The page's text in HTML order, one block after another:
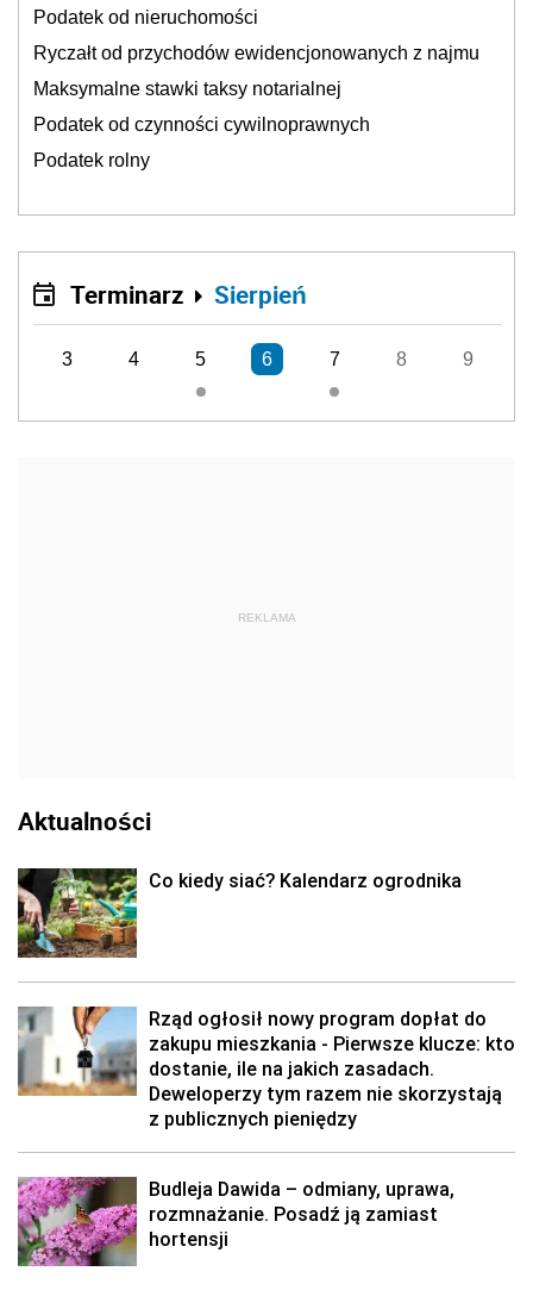
Podatek od nieruchomości
Ryczałt od przychodów ewidencjonowanych z najmu
Maksymalne stawki taksy notarialnej
Podatek od czynności cywilnoprawnych
Podatek rolny
Terminarz Sierpień
3 4 5 6 7 8 9
REKLAMA
Aktualności
Co kiedy siać? Kalendarz ogrodnika
Rząd ogłosił nowy program dopłat do
zakupu mieszkania - Pierwsze klucze: kto
dostanie, ile na jakich zasadach.
Deweloperzy tym razem nie skorzystają
z publicznych pieniędzy
Budleja Dawida – odmiany, uprawa,
rozmnażanie. Posadź ją zamiast
hortensji